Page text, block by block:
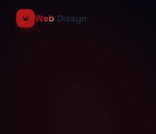
Web Dizayn